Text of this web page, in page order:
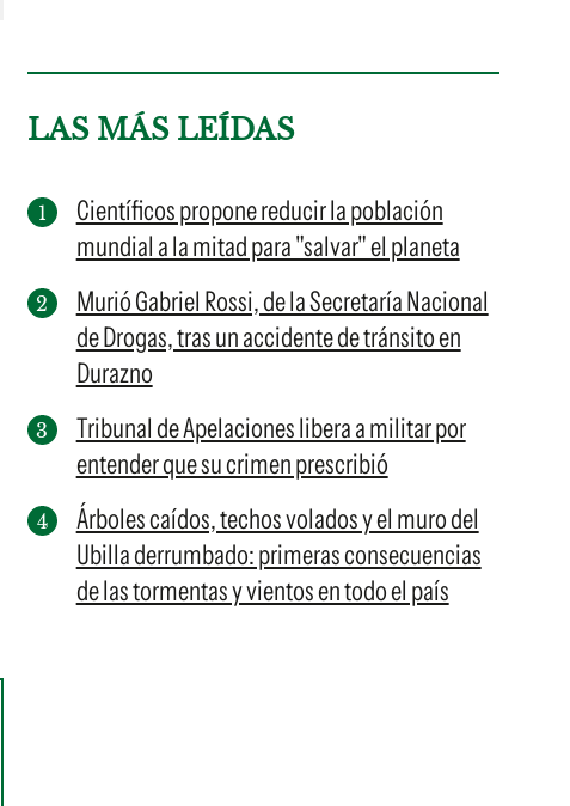
LAS MÁS LEÍDAS
Científicos propone reducir la población
mundial a la mitad para "salvar" el planeta
Murió Gabriel Rossi, de la Secretaría Nacional
de Drogas, tras un accidente de tránsito en
Durazno
Tribunal de Apelaciones libera a militar por
entender que su crimen prescribió
Árboles caídos, techos volados y el muro del
Ubilla derrumbado: primeras consecuencias
de las tormentas y vientos en todo el país